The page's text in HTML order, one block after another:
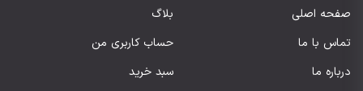
صفحه اصلی
بلاگ
تماس با ما
حساب کاربری من
درباره ما
سبد خرید